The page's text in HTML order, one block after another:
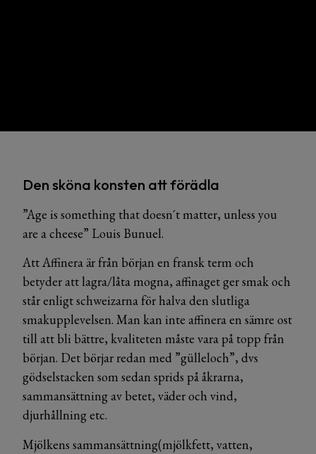
Den sköna konsten att förädla
”Age is something that doesn´t matter, unless you
are a cheese” Louis Bunuel.
Att Affinera är från början en fransk term och
betyder att lagra/låta mogna, affinaget ger smak och
står enligt schweizarna för halva den slutliga
smakupplevelsen. Man kan inte affinera en sämre ost
till att bli bättre, kvaliteten måste vara på topp från
början. Det börjar redan med ”gülleloch”, dvs
gödselstacken som sedan sprids på åkrarna,
sammansättning av betet, väder och vind,
djurhållning etc.
Mjölkens sammansättning(mjölkfett, vatten,